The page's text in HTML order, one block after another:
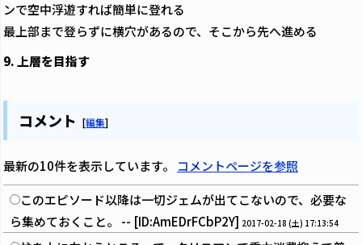
ンで空中浮遊すれば簡単に登れる
最上部まで登らずに横穴があるので、そこから先へ進める
9. 上層を目指す
コメント [編集]
最新の10件を表示しています。 コメントページを参照
このエピソード以降は一切ジェムが出てこないので、必要な
ら集めておくこと。 -- [ID:AmEDrFCbP2Y] 2017-02-18 (土) 17:13:54